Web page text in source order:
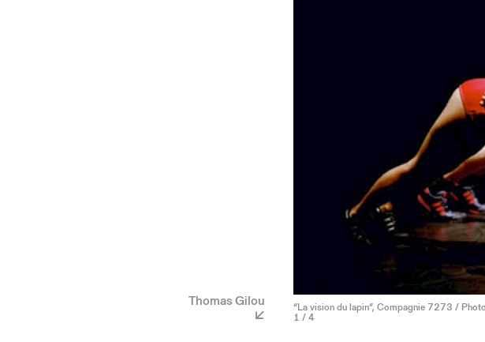
Thomas Gilou “La vision du lapin”, Compagnie 7273 /
1 / 4